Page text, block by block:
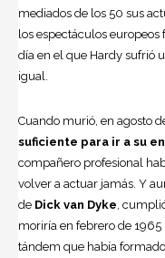
mediados de los 50 sus
los espectáculos
día en el que Hardy sufrió
igual.
Cuando murió, en agosto
suficiente para ir a su
compañero profesional
volver a actuar jamás. Y
de Dick van Dyke ,
moriría en febrero de
tándem que había